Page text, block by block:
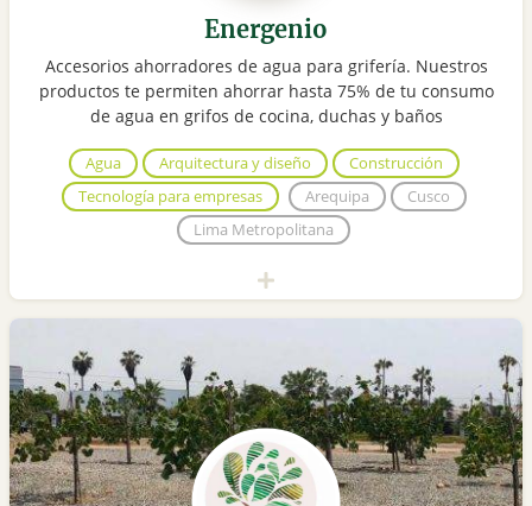
Energenio
Accesorios ahorradores de agua para grifería. Nuestros
productos te permiten ahorrar hasta 75% de tu consumo
de agua en grifos de cocina, duchas y baños
Agua Arquitectura y diseño
Construcción
Tecnología para empresas
Arequipa
Cusco
Lima Metropolitana